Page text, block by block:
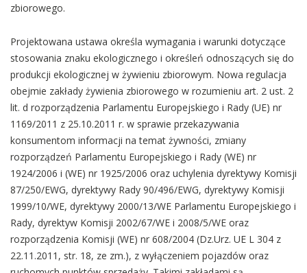
zbiorowego.
Projektowana ustawa określa wymagania i warunki dotyczące
stosowania znaku ekologicznego i określeń odnoszących się do
produkcji ekologicznej w żywieniu zbiorowym. Nowa regulacja
obejmie zakłady żywienia zbiorowego w rozumieniu art. 2 ust. 2
lit. d rozporządzenia Parlamentu Europejskiego i Rady (UE) nr
1169/2011 z 25.10.2011 r. w sprawie przekazywania
konsumentom informacji na temat żywności, zmiany
rozporządzeń Parlamentu Europejskiego i Rady (WE) nr
1924/2006 i (WE) nr 1925/2006 oraz uchylenia dyrektywy Komisji
87/250/EWG, dyrektywy Rady 90/496/EWG, dyrektywy Komisji
1999/10/WE, dyrektywy 2000/13/WE Parlamentu Europejskiego i
Rady, dyrektyw Komisji 2002/67/WE i 2008/5/WE oraz
rozporządzenia Komisji (WE) nr 608/2004 (Dz.Urz. UE L 304 z
22.11.2011, str. 18, ze zm.), z wyłączeniem pojazdów oraz